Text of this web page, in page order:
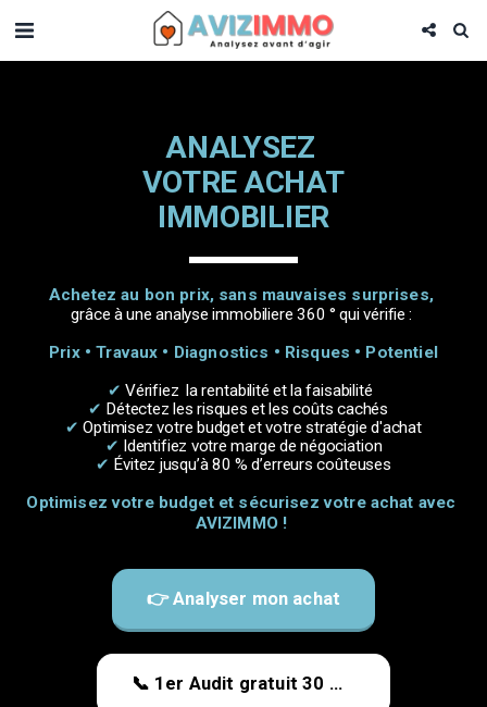
ANALYSEZ
VOTRE ACHAT
IMMOBILIER
Achetez au bon prix, sans mauvaises surprises,
grâce à une analyse immobiliere 360 ° qui vérifie :
Prix • Travaux • Diagnostics • Risques • Potentiel
✔ Vérifiez  la rentabilité et la faisabilité
✔ Détectez les risques et les coûts cachés
✔ Optimisez votre budget et votre stratégie d'achat
✔ Identifiez votre marge de négociation
✔ Évitez jusqu’à 80 % d’erreurs coûteuses
Optimisez votre budget et sécurisez votre achat avec
AVIZIMMO !
👉 Analyser mon achat
📞 1er Audit gratuit 30 min